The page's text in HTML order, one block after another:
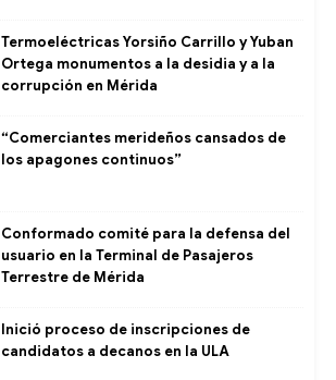
Termoeléctricas Yorsiño Carrillo y Yuban
Ortega monumentos a la desidia y a la
corrupción en Mérida
“Comerciantes merideños cansados de
los apagones continuos”
Conformado comité para la defensa del
usuario en la Terminal de Pasajeros
Terrestre de Mérida
Inició proceso de inscripciones de
candidatos a decanos en la ULA